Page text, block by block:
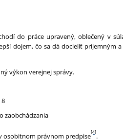
do práce upravený, oblečený v
dojem, čo sa dá docieliť príjemným
výkon verejnej správy.
8
zaobchádzania
osobitnom právnom predpise[4].